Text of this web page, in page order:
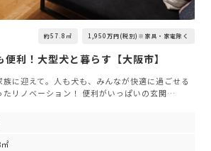
約57.8㎡ 1,950万円(税別)※家具・家電除く
利！大型犬と暮らす【大阪市】
に迎えて。人も犬も、みんなが快適に過ごせる
たリノベーション！ 便利がいっぱいの玄関…